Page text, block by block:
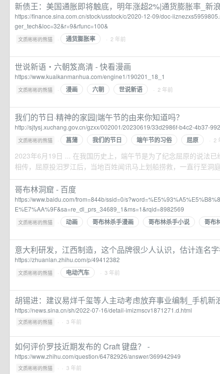
新债王：美国通胀即将触底，明年涨超2%|通货膨胀率_新
https://finance.sina.com.cn/stock/usstock/c/2020-12-09/doc-
ger_tech&loc=32&r=9&rfunc=100&
文质彬彬的熊猫 · 通货膨胀率 · 2 年前
世说新语・六朝笈高清 - 快看漫画
https://www.kuaikanmanhua.com/engine1/190201_18_1
文质彬彬的熊猫 · 漫画 六朝 世说新语 · 2 年前
我们的节日·精神的家园|端午节的由来你知道吗？
http://sjtysj.xuchang.gov.cn/gzxx/002001/20230619/33d2986f-b4c2-4b37-
文质彬彬的熊猫 · 菖蒲 我们的节日 端午节的习俗 屈原 · 2
2023年6月19日 ... 在我国历史上，端午节是为了纪念屈原的说法
相传，屈原投汨罗江后，当地百姓闻讯马上划船捞救，一直行至洞
哥布林洞窟 - 百度
https://www.baidu.com/from=844b/ssid=0/
E%E7%AA%9F&sa=re_dl_prs_34689_1&ms=1&rqid=8982569
文质彬彬的熊猫 · 动画 哥布林杀手漫画 哥布林杀手小说 哥布
意大利研发，江西制造，这个品牌很少人认识，估计连名
https://zhuanlan.zhihu.com/p/49412382
文质彬彬的熊猫 · 电动汽车 · 3 年前
胡锡进：建议易烊千玺等人主动考虑放弃事业编制_手机新
https://news.sina.cn/sh/2022-07-16/detail-imizmscv1871271.d.html
文质彬彬的熊猫 · · 3 年前
如何评价罗技近期发布的 Craft 键盘？ -
https://www.zhihu.com/question/64782926/answer/369942949
文质彬彬的熊猫 · · 3 年前